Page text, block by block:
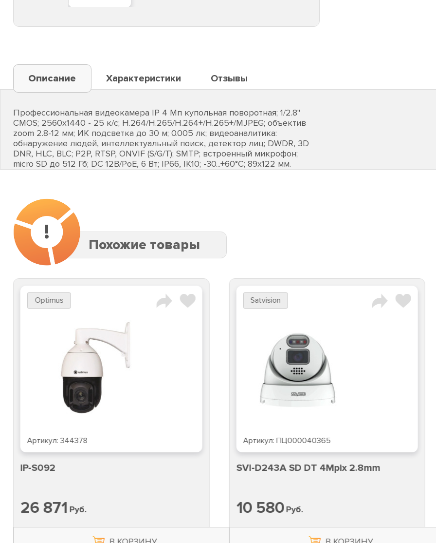
Описание Характеристики Отзывы
Профессиональная видеокамера IP 4 Мп купольная поворотная; 1/2.8"
CMOS; 2560х1440 - 25 к/с; H.264/H.265/H.264+/H.265+/MJPEG; объектив
zoom 2.8-12 мм; ИК подсветка до 30 м; 0.005 лк; видеоаналитика:
обнаружение людей, интеллектуальный поиск, детектор лиц; DWDR, 3D
DNR, HLC, BLC; P2P, RTSP, ONVIF (S/G/T); SMTP; встроенный микрофон;
micro SD до 512 Гб; DC 12В/PoE, 6 Вт; IP66, IK10; -30...+60°C; 89х122 мм.
!
Похожие товары
Optimus
Артикул:344378
IP-S092
26 871 Руб.
Satvision
Артикул: ПЦ000040365
SVI-D243A SD DT 4Mpix 2.8mm
10 580Руб.